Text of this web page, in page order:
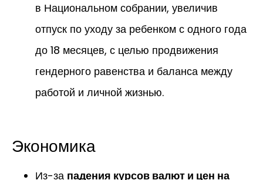
в Национальном собрании, увеличив
отпуск по уходу за ребенком с одного года
до 18 месяцев, с целью продвижения
гендерного равенства и баланса между
работой и личной жизнью.
Экономика
Из-за падения курсов валют и цен на